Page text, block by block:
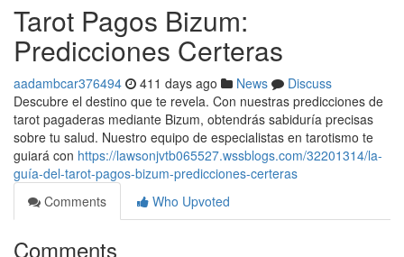
Tarot Pagos Bizum:
Predicciones Certeras
aadambcar376494 411 days ago News
Discuss
Descubre el destino que te revela. Con nuestras predicciones de
tarot pagaderas mediante Bizum, obtendrás sabiduría precisas
sobre tu salud. Nuestro equipo de especialistas en tarotismo te
guiará con https://lawsonjvtb065527.wssblogs.com/32201314/la-
guía-del-tarot-pagos-bizum-predicciones-certeras
Comments
Who Upvoted
Comments